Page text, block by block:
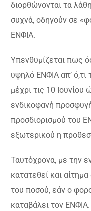
διορθώνονται τα
συχνά, οδηγούν σε
ΕΝΦΙΑ.
Υπενθυμίζεται πως
υψηλό ΕΝΦΙΑ απ’ ό,τι
μέχρι τις 10
ενδικοφανή
προσδιορισμού του
εξωτερικού η
Ταυτόχρονα, με την
κατατεθεί και
του ποσού, εάν ο
καταβάλει τον ΕΝΦΙΑ.